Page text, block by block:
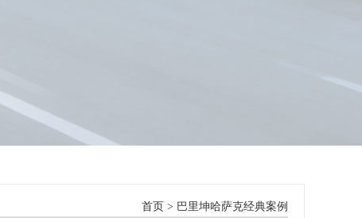
首页 > 巴里坤哈萨克经典案例